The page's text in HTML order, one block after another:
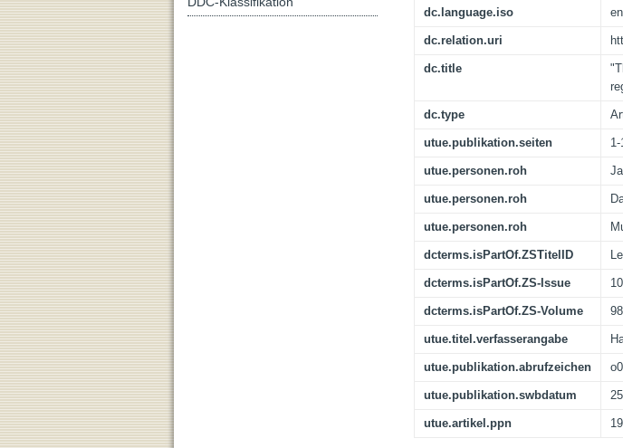
dc.language.iso en
dc.relation.uri
dc.title
dc.type
utue.publikation.seiten 1-
utue.personen.roh
utue.personen.roh
utue.personen.roh
dcterms.isPartOf.ZSTitelID
dcterms.isPartOf.ZS-Issue
dcterms.isPartOf.ZS-Volume 98
utue.titel.verfasserangabe
utue.publikation.abrufzeichen
utue.publikation.swbdatum
utue.artikel.ppn